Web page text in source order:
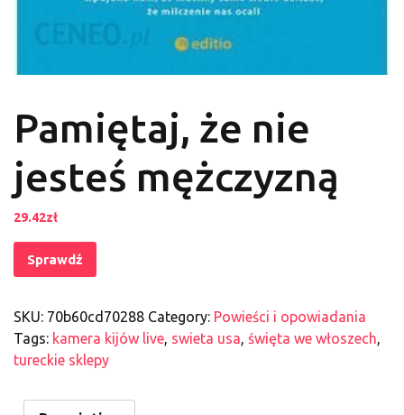
Pamiętaj, że nie
jesteś mężczyzną
29.42zł
Sprawdź
SKU: 70b60cd70288 Category: Powieści i opowiadania
Tags: kamera kijów live swieta usa święta we włoszech
tureckie sklepy